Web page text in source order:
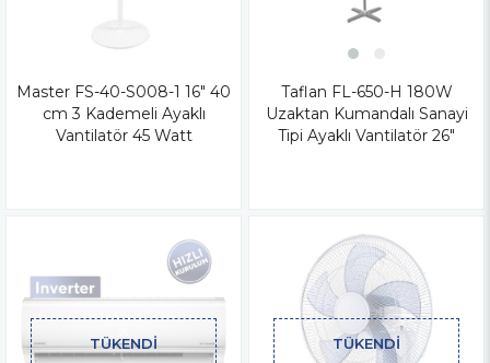
Master FS-40-S008-1 16" 40
cm 3 Kademeli Ayaklı
Vantilatör 45 Watt
Taflan FL-650-H 180W
Uzaktan Kumandalı Sanayi
Tipi Ayaklı Vantilatör 26"
TÜKENDI TÜKENDI